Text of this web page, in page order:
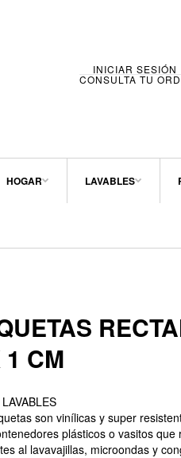
INICIAR SESIÓN
CONSULTA TU
HOGAR LAVABLES
1 CM
son vinílicas y super
plásticos o vasitos que
al lavavajillas, microondas y